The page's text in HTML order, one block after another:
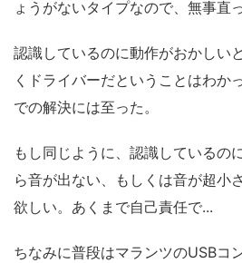
ょうがないタイプなので、無事直
認識しているのに動作がおかしい
くドライバーだということはわか
での解決には至った。
もし同じように、認識しているの
ら音が出ない、もしくは音が超小
欲しい。あくまで自己責任で...
ちなみに普段はマランツのUSBコ